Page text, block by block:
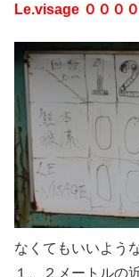
Le.visage ０００
なくてもいいよう
１、２メートルの